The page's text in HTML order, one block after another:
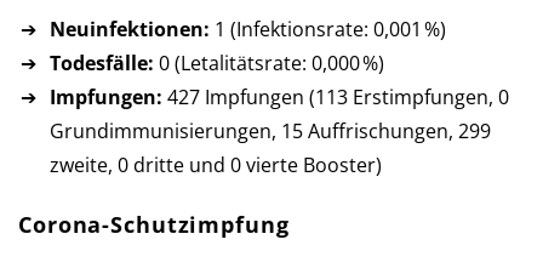
Neuinfektionen: 1 (Infektionsrate: 0,001 %)
Todesfälle: 0 (Letalitätsrate: 0,000 %)
Impfungen: 427 Impfungen (113 Erst­imp­fun­gen, 0
Grund­im­mu­ni­sie­run­gen, 15 Auf­fri­schun­gen, 299
zweite, 0 dritte und 0 vierte Booster)
Corona-Schutzimpfung